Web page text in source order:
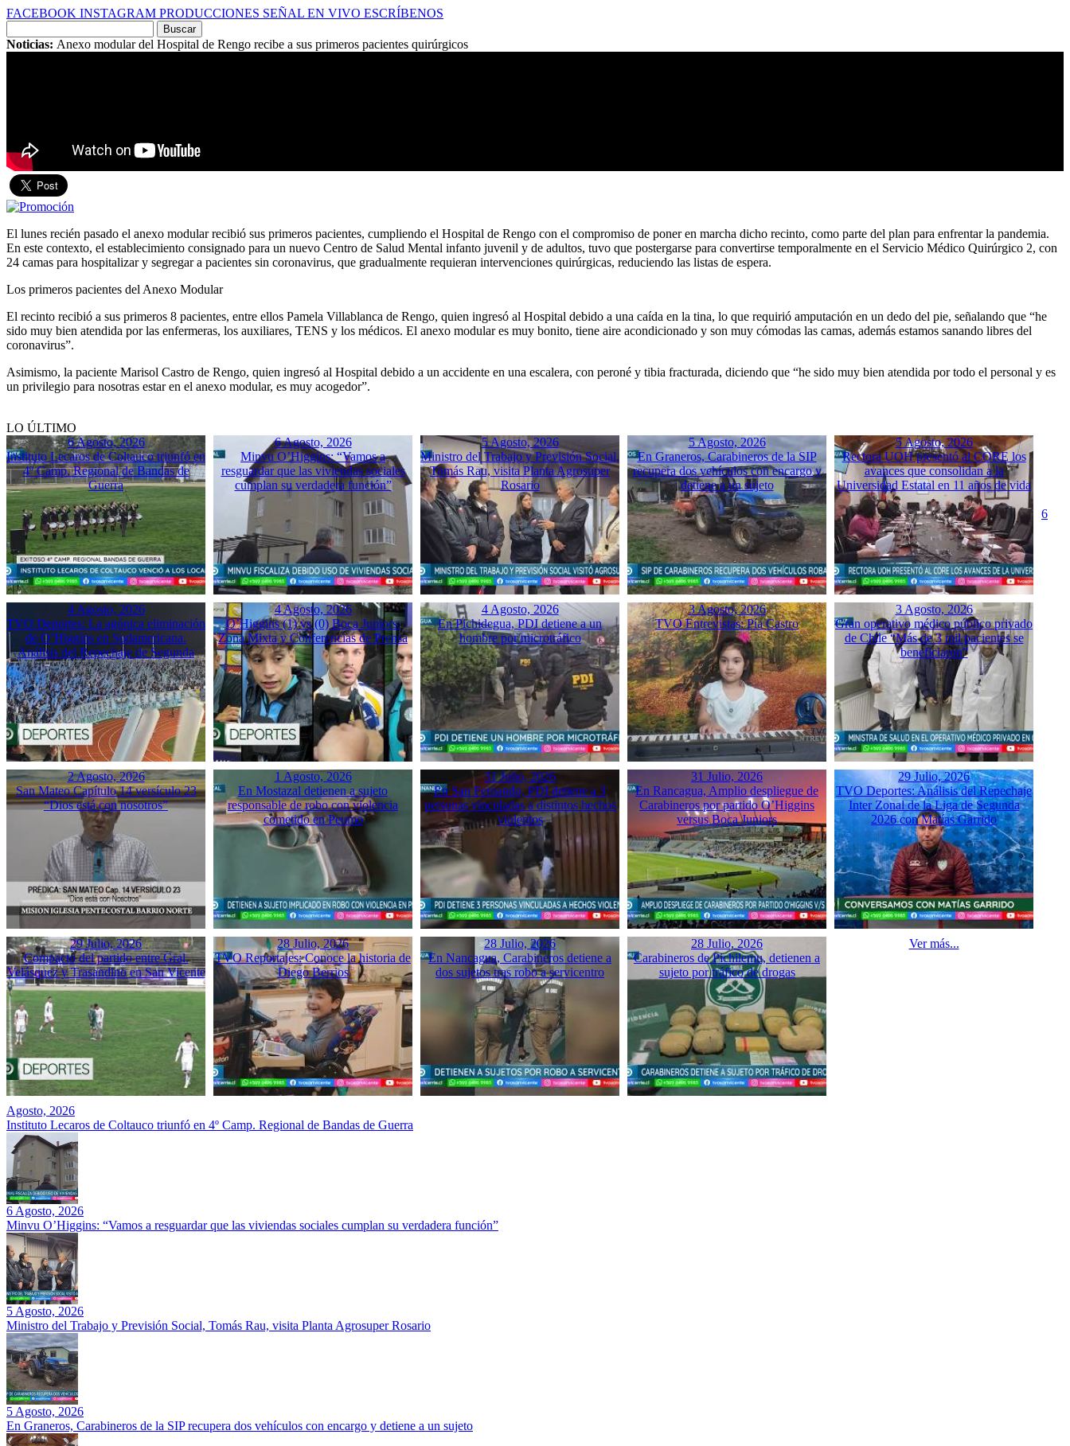
FACEBOOK INSTAGRAM PRODUCCIONES SEÑAL EN VIVO ESCRÍBENOS
por:
Noticias: Anexo modular del Hospital de Rengo recibe a sus primeros pacientes quirúrgicos
El lunes recién pasado el anexo modular recibió sus primeros pacientes, cumpliendo el Hospital de Rengo con el compromiso de poner en marcha dicho recinto, como parte del plan para enfrentar la pandemia.
En este contexto, el establecimiento consignado para un nuevo Centro de Salud Mental infanto juvenil y de adultos, tuvo que postergarse para convertirse temporalmente en el Servicio Médico Quirúrgico 2, con
24 camas para hospitalizar y segregar a pacientes sin coronavirus, que gradualmente requieran intervenciones quirúrgicas, reduciendo las listas de espera.
Los primeros pacientes del Anexo Modular
El recinto recibió a sus primeros 8 pacientes, entre ellos Pamela Villablanca de Rengo, quien ingresó al Hospital debido a una caída en la tina, lo que requirió amputación en un dedo del pie, señalando que “he
sido muy bien atendida por las enfermeras, los auxiliares, TENS y los médicos. El anexo modular es muy bonito, tiene aire acondicionado y son muy cómodas las camas, además estamos sanando libres del
coronavirus”.
Asimismo, la paciente Marisol Castro de Rengo, quien ingresó al Hospital debido a un accidente en una escalera, con peroné y tibia fracturada, diciendo que “he sido muy bien atendida por todo el personal y es
un privilegio para nosotras estar en el anexo modular, es muy acogedor”.
LO ÚLTIMO
6 Agosto, 2026
Instituto Lecaros de Coltauco triunfó en
4º Camp. Regional de Bandas de
Guerra
6 Agosto, 2026
Minvu O’Higgins: “Vamos a
resguardar que las viviendas sociales
cumplan su verdadera función”
5 Agosto, 2026
Ministro del Trabajo y Previsión Social,
Tomás Rau, visita Planta Agrosuper
Rosario
5 Agosto, 2026
En Graneros, Carabineros de la SIP
recupera dos vehículos con encargo y
detiene a un sujeto
5 Agosto, 2026
Rectora UOH presentó al CORE los
avances que consolidan a la
Universidad Estatal en 11 años de vida
4 Agosto, 2026
TVO Deportes: La agónica eliminación
de O’Higgins en Sudamericana.
Análisis del Repechaje de Segunda
4 Agosto, 2026
O’Higgins (1) vs (0) Boca Juniors:
Zona Mixta y Conferencias de Prensa
4 Agosto, 2026
En Pichidegua, PDI detiene a un
hombre por microtráfico
3 Agosto, 2026
TVO Entrevistas: Pía Castro
3 Agosto, 2026
Gran operativo médico público privado
de Chile “Más de 3 mil pacientes se
beneficiaron”
2 Agosto, 2026
San Mateo Capítulo 14 versículo 23
“Dios está con nosotros”
1 Agosto, 2026
En Mostazal detienen a sujeto
responsable de robo con violencia
cometido en Peumo
31 Julio, 2026
En San Fernando, PDI detiene a 3
personas vinculadas a distintos hechos
violentos
31 Julio, 2026
En Rancagua, Amplio despliegue de
Carabineros por partido O’Higgins
versus Boca Juniors
29 Julio, 2026
TVO Deportes: Análisis del Repechaje
Inter Zonal de la Liga de Segunda
2026 con Matías Garrido
29 Julio, 2026
Compacto del partido entre Gral.
Velásquez y Trasandino en San Vicente
28 Julio, 2026
TVO Reportajes: Conoce la historia de
Diego Berrios
28 Julio, 2026
En Nancagua, Carabineros detiene a
dos sujetos tras robo a servicentro
28 Julio, 2026
Carabineros de Pichilemu, detienen a
sujeto por tráfico de drogas
Ver más...
6
Agosto, 2026
Instituto Lecaros de Coltauco triunfó en 4º Camp. Regional de Bandas de Guerra
6 Agosto, 2026
Minvu O’Higgins: “Vamos a resguardar que las viviendas sociales cumplan su verdadera función”
5 Agosto, 2026
Ministro del Trabajo y Previsión Social, Tomás Rau, visita Planta Agrosuper Rosario
5 Agosto, 2026
En Graneros, Carabineros de la SIP recupera dos vehículos con encargo y detiene a un sujeto